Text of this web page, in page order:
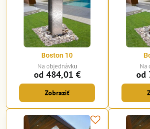
Boston 10
Na objednávku
od 484,01 €
Zobraziť
Na
od